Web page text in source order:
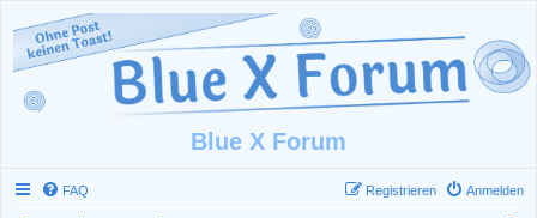
Blue X Forum
FAQ Anmelden
Registrieren